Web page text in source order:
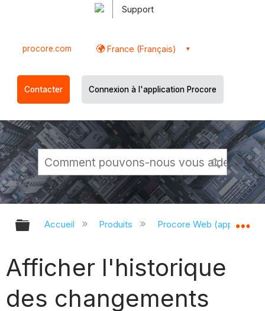
Support
procore.com France (Français)
Contacter Connexion à l'application Procore
Développer/réduire la hiérarchie
Accueil Produits Procore Web
Afficher l'historique
des changements